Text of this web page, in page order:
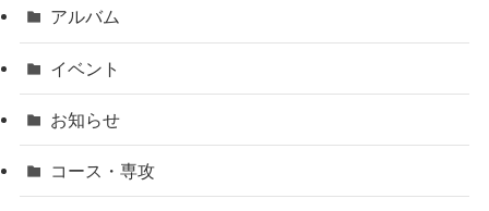
アルバム
イベント
お知らせ
コース・専攻